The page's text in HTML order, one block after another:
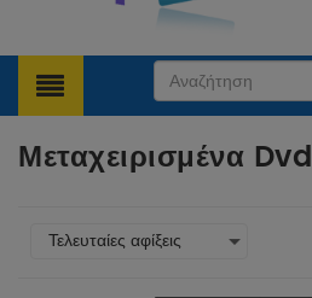
Μεταχειρισμένα Dvd